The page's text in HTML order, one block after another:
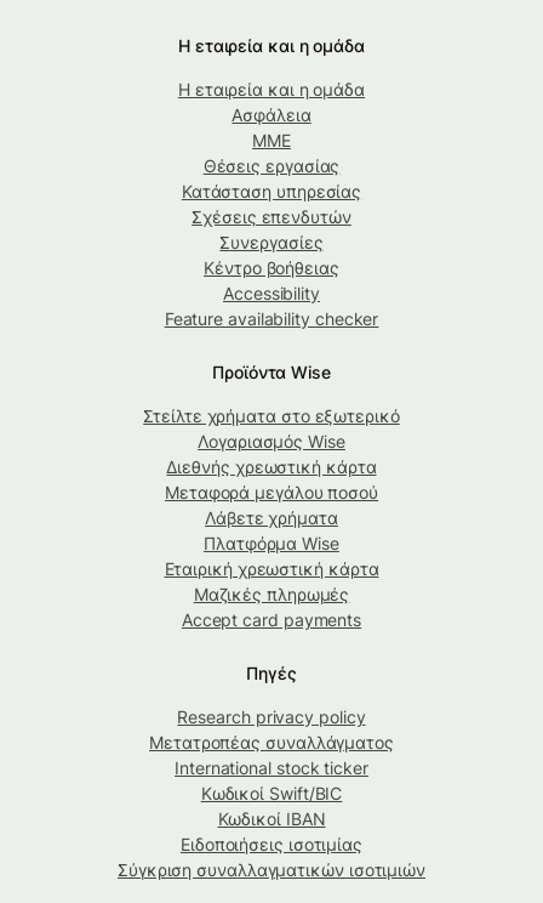
Η εταιρεία και η ομάδα
Η εταιρεία και η ομάδα
Ασφάλεια
ΜΜΕ
Θέσεις εργασίας
Κατάσταση υπηρεσίας
Σχέσεις επενδυτών
Συνεργασίες
Κέντρο βοήθειας
Accessibility
Feature availability checker
Προϊόντα Wise
Στείλτε χρήματα στο εξωτερικό
Λογαριασμός Wise
Διεθνής χρεωστική κάρτα
Μεταφορά μεγάλου ποσού
Λάβετε χρήματα
Πλατφόρμα Wise
Εταιρική χρεωστική κάρτα
Μαζικές πληρωμές
Accept card payments
Πηγές
Research privacy policy
Μετατροπέας συναλλάγματος
International stock ticker
Κωδικοί Swift/BIC
Κωδικοί IBAN
Ειδοποιήσεις ισοτιμίας
Σύγκριση συναλλαγματικών ισοτιμιών